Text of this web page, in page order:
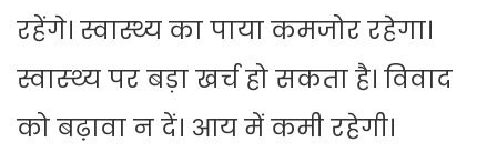
रहेंगे। स्वास्थ्य का पाया कमजोर रहेगा।
स्वास्थ्‍य पर बड़ा खर्च हो सकता है। विवाद
को बढ़ावा न दें। आय में कमी रहेगी।